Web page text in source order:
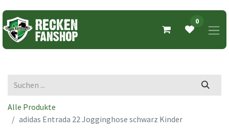
0
Alle Produkte
adidas Entrada 22 Jogginghose schwarz Kinder